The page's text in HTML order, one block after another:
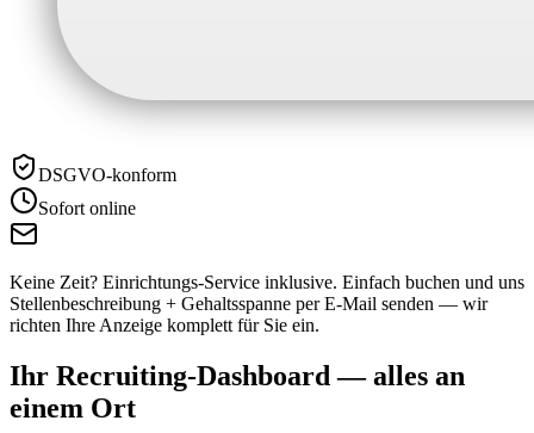
DSGVO-konform
Sofort online
Keine Zeit? Einrichtungs-Service inklusive. Einfach buchen und uns
Stellenbeschreibung + Gehaltsspanne per E-Mail senden — wir
richten Ihre Anzeige komplett für Sie ein.
Ihr Recruiting-Dashboard — alles an
einem Ort